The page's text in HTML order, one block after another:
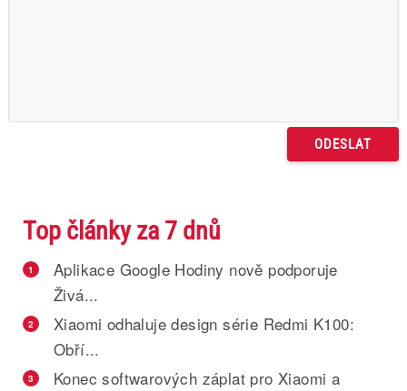
Top články za 7 dnů
1
Aplikace Google Hodiny nově podporuje
Živá...
2
Xiaomi odhaluje design série Redmi K100:
Obří...
3
Konec softwarových záplat pro Xiaomi a